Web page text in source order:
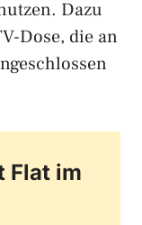
Dazu
Dose, die an
Flat im